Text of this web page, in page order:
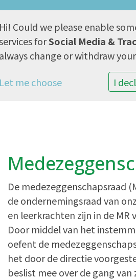
AVG &
De medezeggenschapsraad
de ondernemingsraad van
en leerkrachten zijn in de
Door middel van het
oefent de
het door de directie
beslist mee over de gang van
Could we please enable
forSocial Media &
change or withdraw
me choose
I